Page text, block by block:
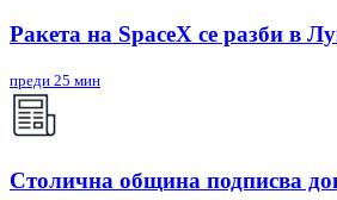
Ракета на SpaceX се разби в
преди 25 мин
Столична община подписва